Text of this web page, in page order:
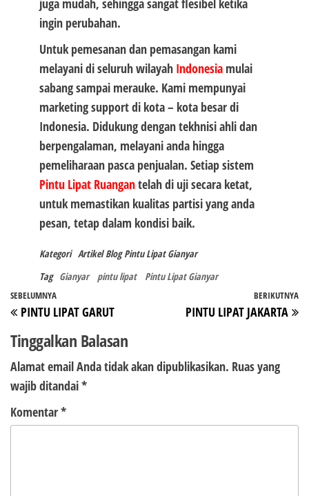
juga mudah, sehingga sangat flesibel ketika
ingin perubahan.
Untuk pemesanan dan pemasangan kami
melayani di seluruh wilayah Indonesiamulai
sabang sampai merauke. Kami mempunyai
marketing support di kota – kota besar di
Indonesia. Didukung dengan tekhnisi ahli dan
berpengalaman, melayani anda hingga
pemeliharaan pasca penjualan. Setiap sistem
Pintu Lipat Ruangantelah di uji secara ketat,
untuk memastikan kualitas partisi yang anda
pesan, tetap dalam kondisi baik.
Kategori Artikel Blog Pintu Lipat Gianyar
Tag Gianyar pintu lipat Pintu Lipat Gianyar
Navigasi
pos
Pos
Sebelumnya
SEBELUMNYA
PINTU LIPAT GARUT
BERIKUTNYA
PINTU LIPAT JAKARTA
Tinggalkan Balasan
Alamat email Anda tidak akan dipublikasikan. Ruas yang
wajib ditandai*
Komentar*